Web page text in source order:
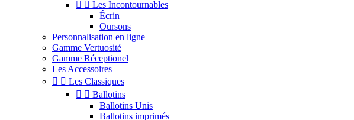
  Les Incontournables
Écrin
Oursons
Personnalisation en ligne
Gamme Vertuosité
Gamme Réceptionel
Les Accessoires
  Les Classiques
  Ballotins
Ballotins Unis
Ballotins imprimés